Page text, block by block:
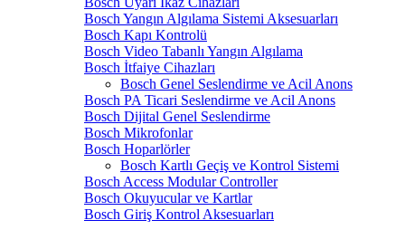
Bosch Yangın Algılama Sistemi Aksesuarları
Bosch Kapı Kontrolü
Bosch Video Tabanlı Yangın Algılama
Bosch İtfaiye Cihazları
Bosch Genel Seslendirme ve Acil Anons
Bosch PA Ticari Seslendirme ve Acil Anons
Bosch Dijital Genel Seslendirme
Bosch Mikrofonlar
Bosch Hoparlörler
Bosch Kartlı Geçiş ve Kontrol Sistemi
Bosch Access Modular Controller
Bosch Okuyucular ve Kartlar
Bosch Giriş Kontrol Aksesuarları